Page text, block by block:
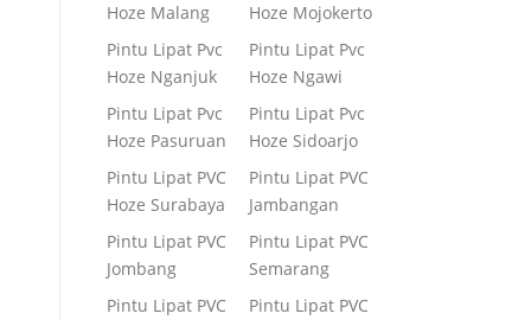
Hoze Malang
Hoze Mojokerto
Pintu Lipat Pvc
Hoze Nganjuk
Pintu Lipat Pvc
Hoze Ngawi
Pintu Lipat Pvc
Hoze Pasuruan
Pintu Lipat Pvc
Hoze Sidoarjo
Pintu Lipat PVC
Hoze Surabaya
Pintu Lipat PVC
Jambangan
Pintu Lipat PVC
Jombang
Pintu Lipat PVC
Semarang
Pintu Lipat PVC
Pintu Lipat PVC